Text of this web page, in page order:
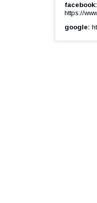
facebook
https://
google